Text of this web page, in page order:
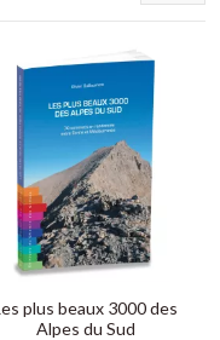
plus beaux 3000 des
Alpes du Sud